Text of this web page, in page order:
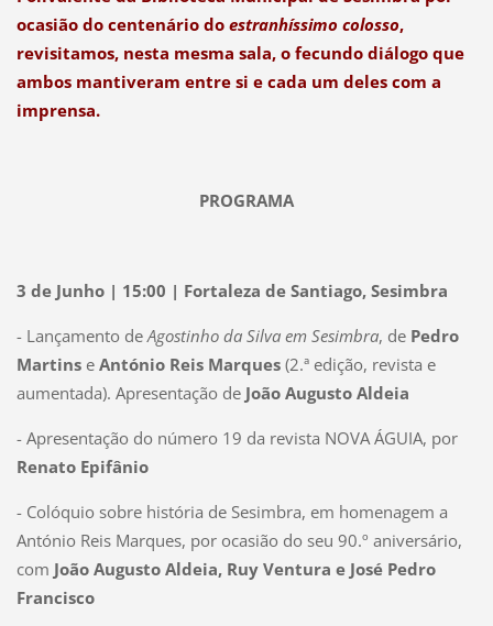
ocasião do centenário do estranhíssimo colosso,
revisitamos, nesta mesma sala, o fecundo diálogo que
ambos mantiveram entre si e cada um deles com a
imprensa.
PROGRAMA
3 de Junho | 15:00 | Fortaleza de Santiago, Sesimbra
- Lançamento deAgostinho da Silva em Sesimbra, de Pedro
Martinse António Reis Marques(2.ª edição, revista e
aumentada). Apresentação de João Augusto Aldeia
- Apresentação do número 19 da revista NOVA ÁGUIA, por
Renato Epifânio
- Colóquio sobre história de Sesimbra, em homenagem a
António Reis Marques, por ocasião do seu 90.º aniversário,
com João Augusto Aldeia, Ruy Ventura e José Pedro
Francisco